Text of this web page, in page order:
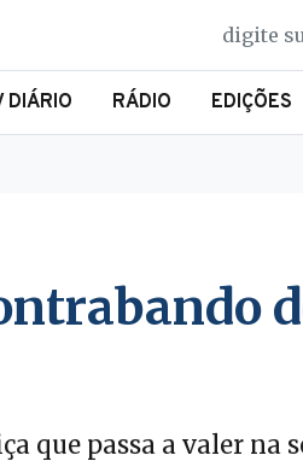
DIÁRIO RÁDIO EDIÇÕES
que passa a valer na